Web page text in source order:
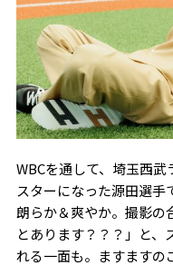
WBCを通して、埼玉西武
スターになった源田選手
朗らか＆爽やか。撮影の
とあります？？？ 」と、
れる一面も。ますますの